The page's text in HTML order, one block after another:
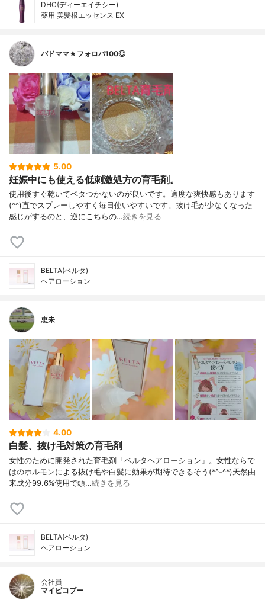
DHC(ディーエイチシー)
薬用 美髪根エッセンス EX
バドママ★フォロバ100◎
5.00
妊娠中にも使える低刺激処方の育毛剤。
使用後すぐ乾いてベタつかないのが良いです。適度な爽快感もあります
(^^)直でスプレーしやすく毎日使いやすいです。抜け毛が少なくなった
感じがするのと、逆にこちらの…続きを見る
BELTA(ベルタ)
ヘアローション
恵未
4.00
白髪、抜け毛対策の育毛剤
女性のために開発された育毛剤「ベルタヘアローション」。女性ならで
はのホルモンによる抜け毛や白髪に効果が期待できるそう(*^-^*)天然由
来成分99.6%使用で頭…続きを見る
BELTA(ベルタ)
ヘアローション
会社員
マイピコブー